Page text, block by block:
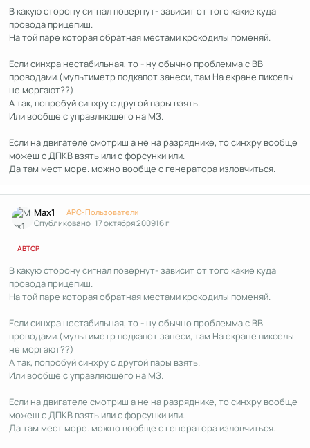
В какую сторону сигнал повернут- зависит от того какие куда
провода прицепиш.
На той паре которая обратная местами крокодилы поменяй.
Если синхра нестабильная, то - ну обычно проблемма с ВВ
проводами.(мультиметр подкапот занеси, там На екране пикселы
не моргают??)
А так, попробуй синхру с другой пары взять.
Или вообще с управляющего на МЗ.
Если на двигателе смотриш а не на разряднике, то синхру вообще
можеш с ДПКВ взять или с форсунки или.
Да там мест море. можно вообще с генератора изловчиться.
Max1 APC-Пользователи
Опубликовано:17 октября 200916 г
АВТОР
В какую сторону сигнал повернут- зависит от того какие куда
провода прицепиш.
На той паре которая обратная местами крокодилы поменяй.
Если синхра нестабильная, то - ну обычно проблемма с ВВ
проводами.(мультиметр подкапот занеси, там На екране пикселы
не моргают??)
А так, попробуй синхру с другой пары взять.
Или вообще с управляющего на МЗ.
Если на двигателе смотриш а не на разряднике, то синхру вообще
можеш с ДПКВ взять или с форсунки или.
Да там мест море. можно вообще с генератора изловчиться.